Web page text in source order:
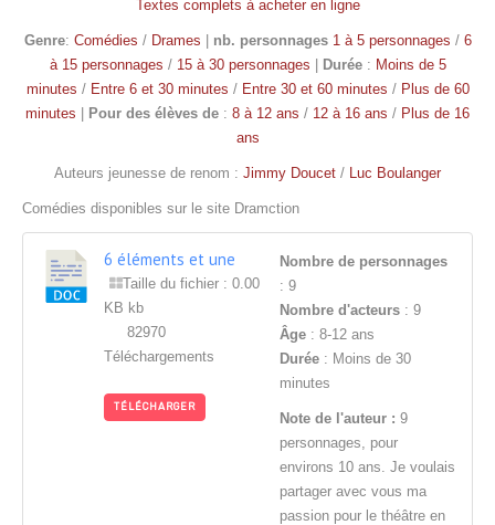
Textes complets à acheter en ligne
Genre: Comédies / Drames nb. personnages 1 à 5 personnages / 6
à 15 personnages / 15 à 30 personnages Durée: Moins de 5
minutes / Entre 6 et 30 minutes / Entre 30 et 60 minutes / Plus de 60
minutes
Pour des élèves de : 8 à 12 ans / 12 à 16 ans / Plus de 16
ans
Auteurs jeunesse de renom : Jimmy Doucet / Luc Boulanger
Comédies disponibles sur le site Dramction
6 éléments et une
catastrophe
Taille du fichier : 0.00
KB kb
82970
Téléchargements
TÉLÉCHARGER
Nombre de personnages
: 9
Nombre d'acteurs : 9
Âge : 8-12 ans
Durée : Moins de 30
minutes
Note de l'auteur : 9
personnages, pour
environs 10 ans. Je voulais
partager avec vous ma
passion pour le théâtre en